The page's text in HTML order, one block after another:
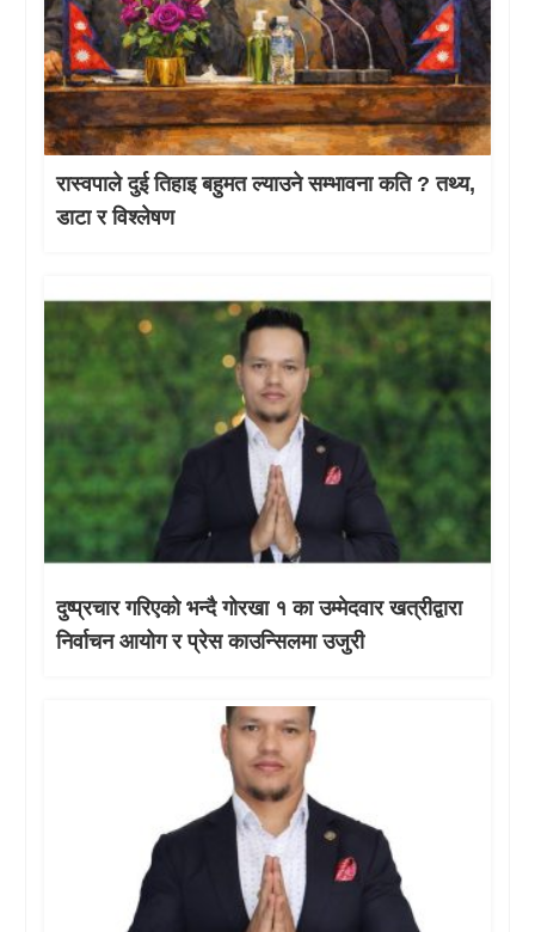
रास्वपाले दुई तिहाइ बहुमत ल्याउने सम्भावना कति ? तथ्य,
डाटा र विश्लेषण
दुष्प्रचार गरिएको भन्दै गोरखा १ का उम्मेदवार खत्रीद्वारा
निर्वाचन आयोग र प्रेस काउन्सिलमा उजुरी